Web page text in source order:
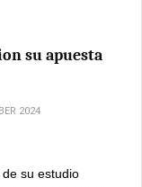
su apuesta
2024
su estudio